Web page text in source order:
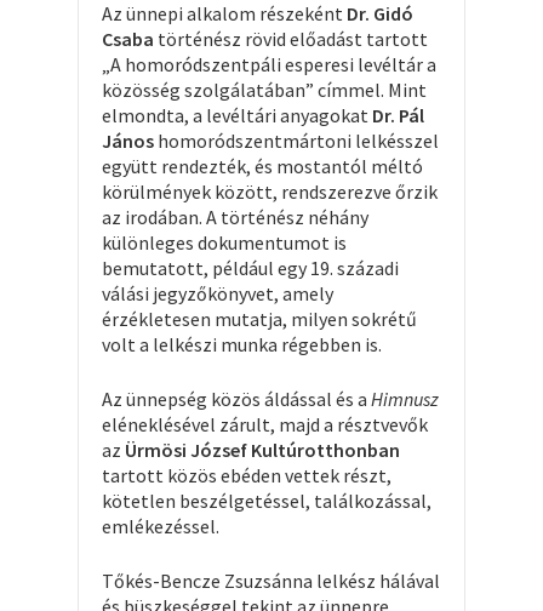
Az ünnepi alkalom részeként Dr. Gidó
Csaba történész rövid előadást tartott
„A homoródszentpáli esperesi levéltár a
közösség szolgálatában” címmel. Mint
elmondta, a levéltári anyagokat Dr. Pál
János homoródszentmártoni lelkésszel
együtt rendezték, és mostantól méltó
körülmények között, rendszerezve őrzik
az irodában. A történész néhány
különleges dokumentumot is
bemutatott, például egy 19. századi
válási jegyzőkönyvet, amely
érzékletesen mutatja, milyen sokrétű
volt a lelkészi munka régebben is.
Az ünnepség közös áldással és a Himnusz
eléneklésével zárult, majd a résztvevők
az Ürmösi József Kultúrotthonban
tartott közös ebéden vettek részt,
kötetlen beszélgetéssel, találkozással,
emlékezéssel.
Tőkés-Bencze Zsuzsánna lelkész hálával
és büszkeséggel tekint az ünnepre.